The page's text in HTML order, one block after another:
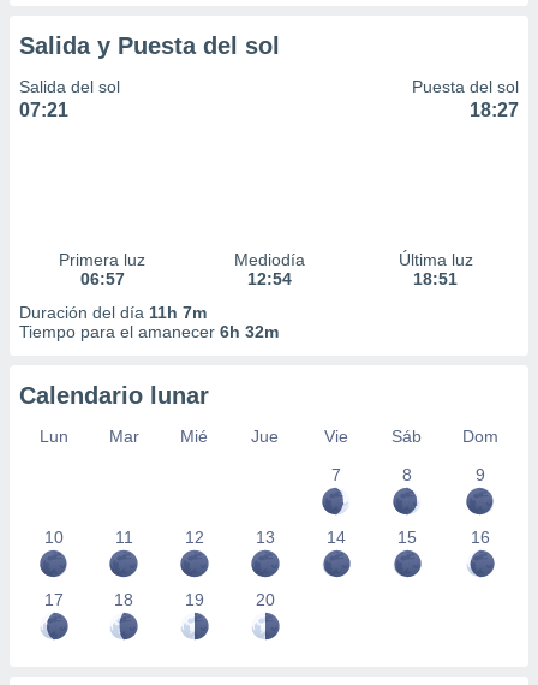
Salida y Puesta del sol
Salida del sol
07:21
Puesta del sol
18:27
Primera luz
06:57
Mediodía
12:54
Última luz
18:51
Duración del día 11h 7m
Tiempo para el amanecer 6h 32m
Calendario lunar
Lun Mar Mié Jue Vie Sáb
Dom
7
8 9
10 11 12 13 14 15 16
17 18 19 20